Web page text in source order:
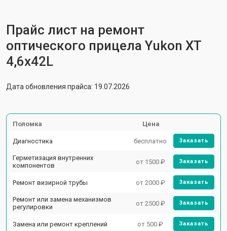
Прайс лист на ремонт
оптического прицела Yukon XT
4,6x42L
Дата обновления прайса: 19.07.2026
Поломка Цена
Диагностика бесплатно Заказать
Герметизация внутренних
компонентов
от 1500 ₽ Заказать
Ремонт визирной трубы от 2000 ₽ Заказать
Ремонт или замена механизмов
регулировки
от 2500 ₽ Заказать
Замена или ремонт креплений от 500 ₽ Заказать